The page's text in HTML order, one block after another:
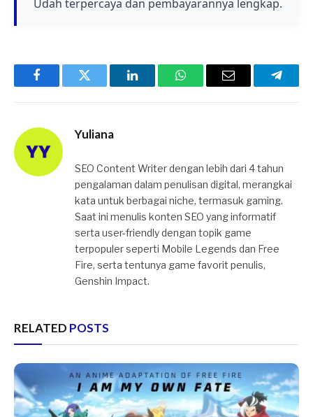
Udah terpercaya dan pembayarannya lengkap.
FacebookTwitter LinkedInWhatsAppEmail
Yuliana
SEO Content Writer dengan lebih dari 4 tahun
pengalaman dalam penulisan digital, merangkai
kata untuk berbagai niche, termasuk gaming.
Saat ini menulis konten SEO yang informatif
serta user-friendly dengan topik game
terpopuler seperti Mobile Legends dan Free
Fire, serta tentunya game favorit penulis,
Genshin Impact.
RELATED POSTS